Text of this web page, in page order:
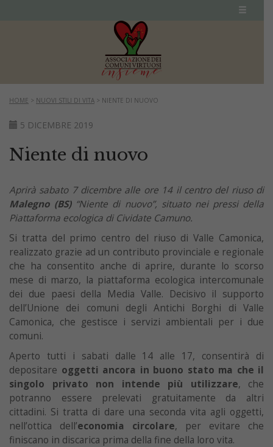
HOME > NUOVI STILI DI VITA > NIENTE DI NUOVO
5 DICEMBRE 2019
Niente di nuovo
Aprirà sabato 7 dicembre alle ore 14 il centro del riuso di
Malegno (BS)“Niente di nuovo”, situato nei pressi della
Piattaforma ecologica di Cividate Camuno.
Si tratta del primo centro del riuso di Valle Camonica,
realizzato grazie ad un contributo provinciale e regionale
che ha consentito anche di aprire, durante lo scorso
mese di marzo, la piattaforma ecologica intercomunale
dei due paesi della Media Valle. Decisivo il supporto
dell’Unione dei comuni degli Antichi Borghi di Valle
Camonica, che gestisce i servizi ambientali per i due
comuni.
Aperto tutti i sabati dalle 14 alle 17, consentirà di
depositare oggetti ancora in buono stato ma che il
singolo privato non intende più utilizzare, che
potranno essere prelevati gratuitamente da altri
cittadini. Si tratta di dare una seconda vita agli oggetti,
nell’ottica dell’economia circolare, per evitare che
finiscano in discarica prima della fine della loro vita.